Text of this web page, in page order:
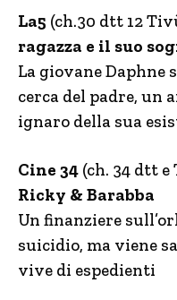
La5 (ch.30 dtt 12
ragazza e il suo
La giovane
cerca del padre, un
ignaro della sua
Cine 34 (ch. 34 dtt e
Ricky & Barabba
Un finanziere
suicidio, ma viene
vive di espedienti